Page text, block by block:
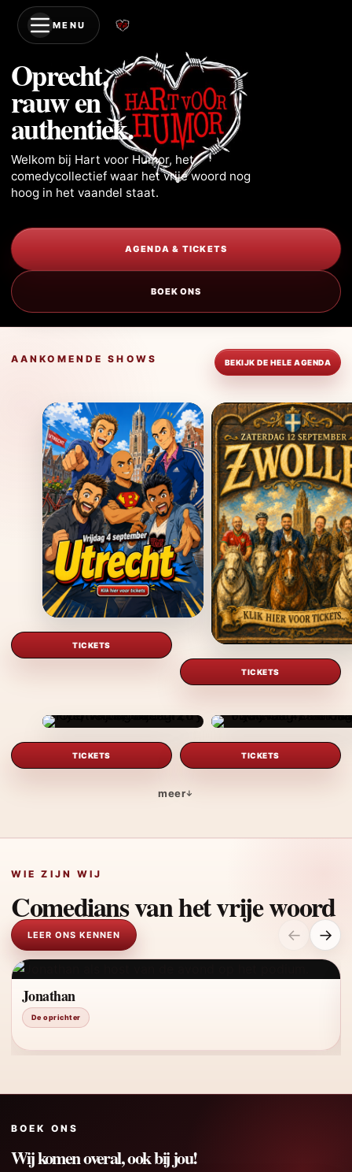
naar de inhoud
MENU
Oprecht,
rauw en
authentiek.
Welkom bij Hart voor Humor, het
comedycollectief waar het vrije woord nog
hoog in het vaandel staat.
AGENDA & TICKETS
BOEK ONS
AANKOMENDE SHOWS BEKIJK DE HELE AGENDA
Meer informatie over Utrecht · 1 ) Utrecht
TICKETS
TICKETS
Meer informatie over Utrecht · 3) Utrecht
TICKETS
Meer
TICKETS
meer
WIE ZIJN WIJ
Comedians van het vrije woord
LEER ONS KENNEN ← →
Jonathan
De oprichter
BOEK ONS
Wij komen overal, ook bij jou!